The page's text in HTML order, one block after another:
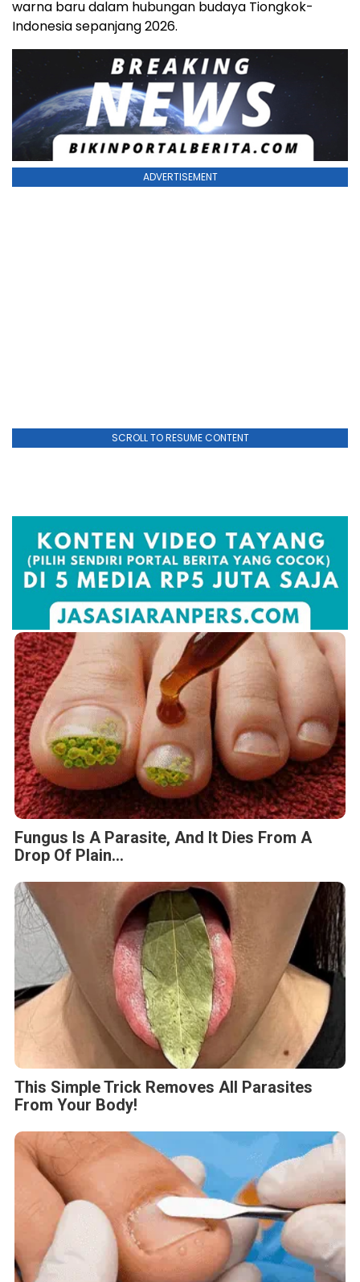
warna baru dalam hubungan budaya Tiongkok-
Indonesia sepanjang 2026.
ADVERTISEMENT
SCROLL TO RESUME CONTENT
Fungus Is A Parasite, And It Dies From A
Drop Of Plain...
This Simple Trick Removes All Parasites
From Your Body!